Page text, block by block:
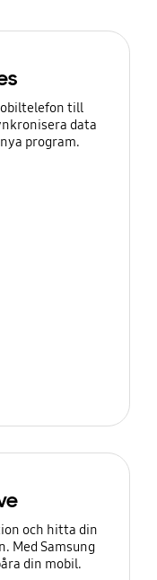
till
data
program.
och hitta din
Med Samsung
din mobil.